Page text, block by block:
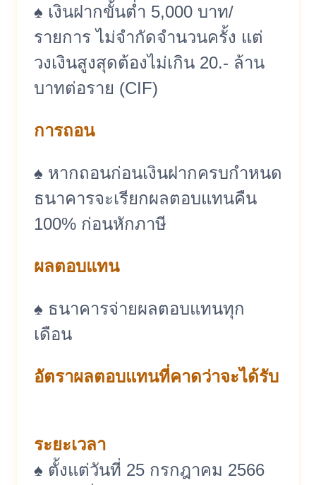
♠ เงินฝากขั้นต่ำ 5,000 บาท/
รายการ ไม่จำกัดจำนวนครั้ง แต่
วงเงินสูงสุดต้องไม่เกิน 20.- ล้าน
บาทต่อราย (CIF)
การถอน
♠ หากถอนก่อนเงินฝากครบกำหนด
ธนาคารจะเรียกผลตอบแทนคืน
100% ก่อนหักภาษี
ผลตอบแทน
♠ ธนาคารจ่ายผลตอบแทนทุก
เดือน
อัตราผลตอบแทนที่คาดว่าจะได้รับ
ระยะเวลา
♠ ตั้งแต่วันที่ 25 กรกฎาคม 2566